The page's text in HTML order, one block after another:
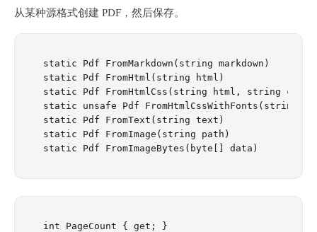
从某种源格式创建 PDF，然后保存。
static Pdf FromMarkdown(string markdown)
static Pdf FromHtml(string html)
static Pdf FromHtmlCss(string html, string css,
static unsafe Pdf
static Pdf FromText(string text)
static Pdf FromImage(string path)
int PageCount { get; }